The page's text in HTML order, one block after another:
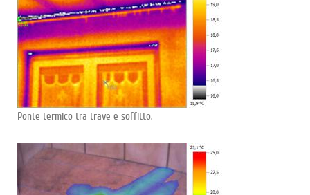
Ponte termico tra trave e soffitto.